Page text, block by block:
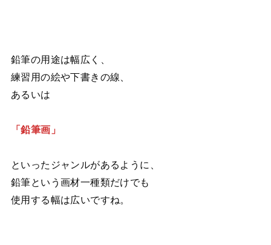
鉛筆の用途は幅広く、
練習用の絵や下書きの線、
あるいは
「鉛筆画」
といったジャンルがあるように、
鉛筆という画材一種類だけでも
使用する幅は広いですね。